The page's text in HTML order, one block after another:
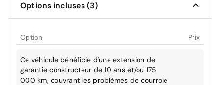
Options incluses (3)
Option Prix
Ce véhicule bénéficie d'une extension de
garantie constructeur de 10 ans et/ou 175
000 km, couvrant les problèmes de courroie